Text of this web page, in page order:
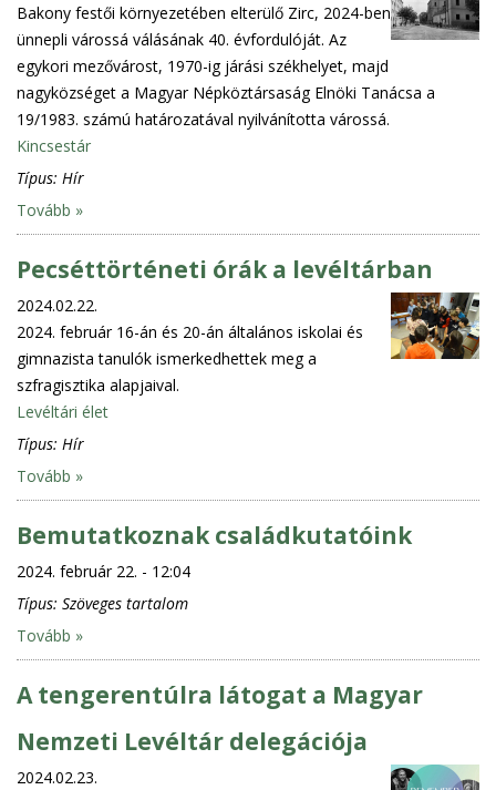
Bakony festői környezetében elterülő Zirc, 2024-ben
ünnepli várossá válásának 40. évfordulóját. Az
egykori mezővárost, 1970-ig járási székhelyet, majd
nagyközséget a Magyar Népköztársaság Elnöki Tanácsa a
19/1983. számú határozatával nyilvánította várossá.
Kincsestár
Típus: Hír
Tovább »
Pecséttörténeti órák a levéltárban
2024.02.22.
2024. február 16-án és 20-án általános iskolai és
gimnazista tanulók ismerkedhettek meg a
szfragisztika alapjaival.
Levéltári élet
Típus: Hír
Tovább »
Bemutatkoznak családkutatóink
2024. február 22. - 12:04
Típus: Szöveges tartalom
Tovább »
A tengerentúlra látogat a Magyar
Nemzeti Levéltár delegációja
2024.02.23.